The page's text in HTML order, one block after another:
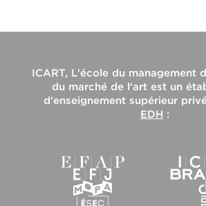
ICART, L'école du management
du marché de l'artest un
d'enseignement supérieur
EDH :